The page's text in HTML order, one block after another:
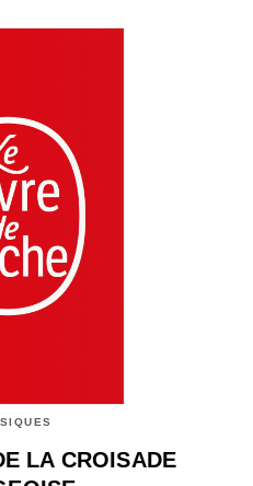
LA CROISADE